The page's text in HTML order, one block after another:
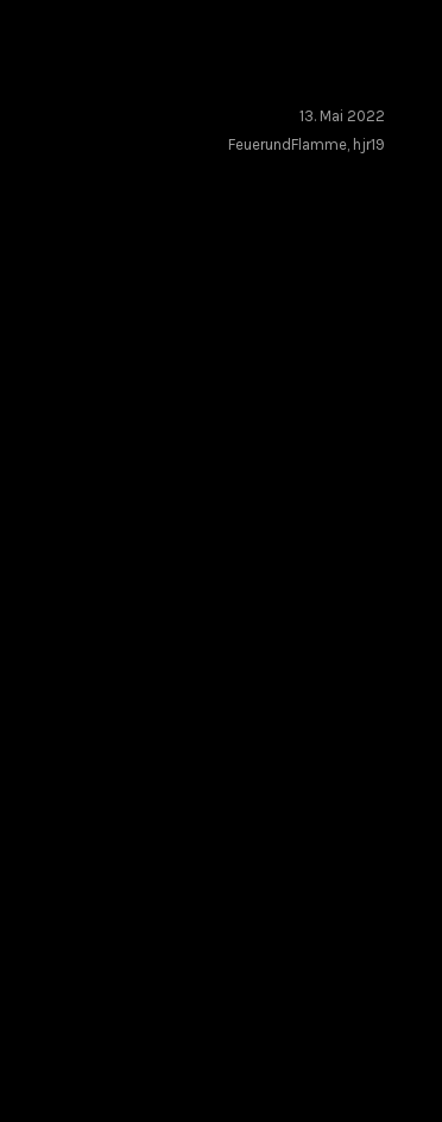
13. Mai 2022
FeuerundFlamme, hjr19